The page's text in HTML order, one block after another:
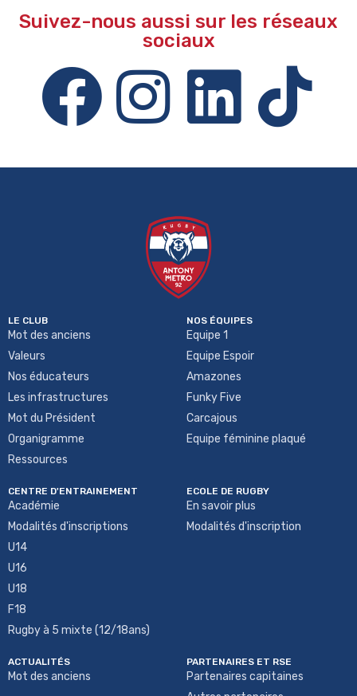
Suivez-nous aussi sur les réseaux
sociaux
LE CLUB
Mot des anciens
Valeurs
Nos éducateurs
Les infrastructures
Mot du Président
Organigramme
Ressources
NOS ÉQUIPES
Equipe 1
Equipe Espoir
Amazones
Funky Five
Carcajous
Equipe féminine plaqué
CENTRE D'ENTRAINEMENT
Académie
Modalités d'inscriptions
U14
U16
U18
F18
Rugby à 5 mixte (12/18ans)
ECOLE DE RUGBY
En savoir plus
Modalités d'inscription
ACTUALITÉS
Mot des anciens
PARTENAIRES ET RSE
Partenaires capitaines